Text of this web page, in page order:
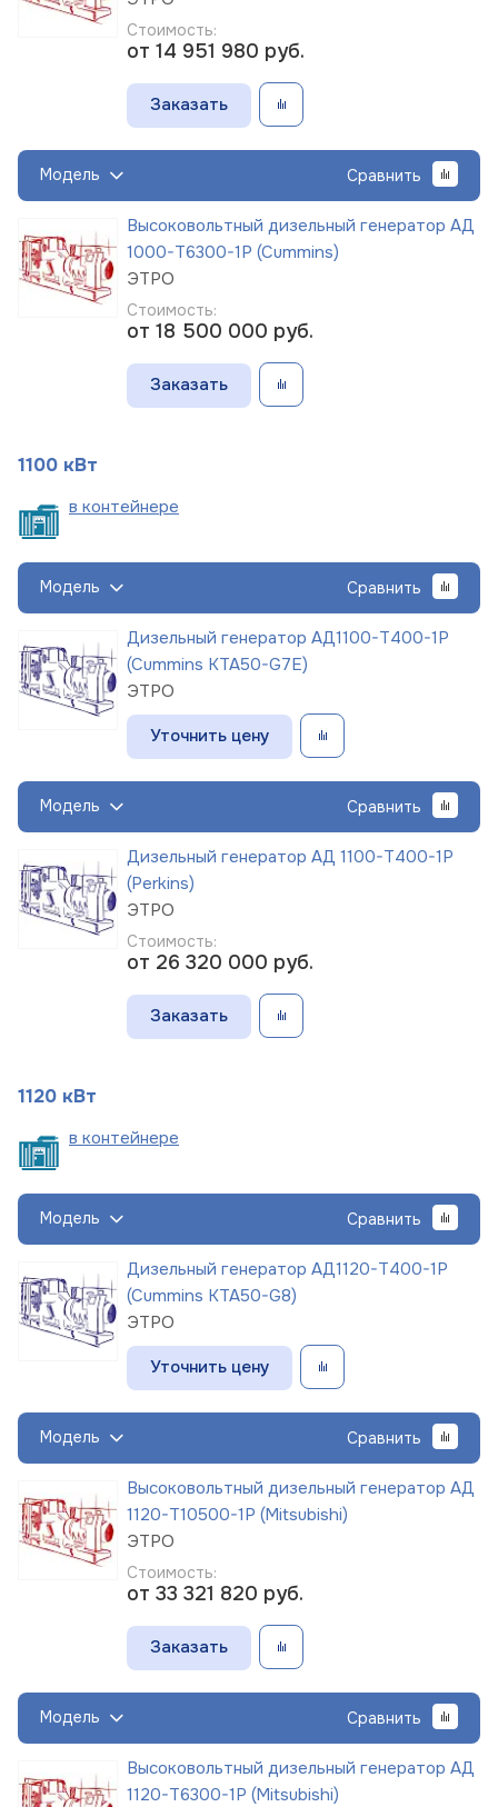
Стоимость:
от 14 951 980 руб.
Заказать
Модель Сравнить
Высоковольтный дизельный генератор АД
1000-Т6300-1Р (Cummins)
ЭТРО
Стоимость:
от 18 500 000 руб.
Заказать
1100 кВт
в контейнере
Модель Сравнить
Дизельный генератор АД1100-Т400-1Р
(Cummins KTA50-G7E)
ЭТРО
Уточнить цену
Модель Сравнить
Дизельный генератор АД 1100-Т400-1Р
(Perkins)
ЭТРО
Стоимость:
от 26 320 000 руб.
Заказать
1120 кВт
в контейнере
Модель Сравнить
Дизельный генератор АД1120-Т400-1Р
(Cummins KTA50-G8)
ЭТРО
Уточнить цену
Модель Сравнить
Высоковольтный дизельный генератор АД
1120-Т10500-1Р (Mitsubishi)
ЭТРО
Стоимость:
от 33 321 820 руб.
Заказать
Модель Сравнить
Высоковольтный дизельный генератор АД
1120-Т6300-1Р (Mitsubishi)